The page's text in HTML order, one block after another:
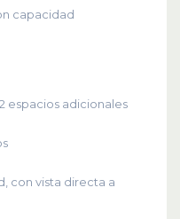
capacidad
espacios adicionales
con vista directa a